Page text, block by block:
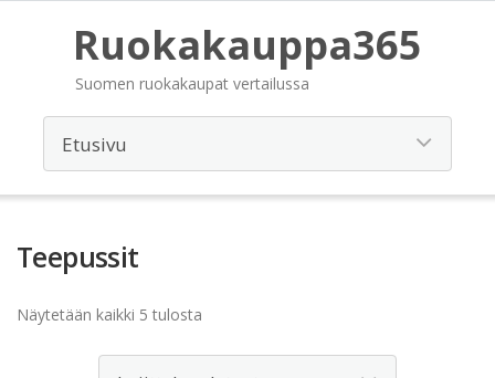
Ruokakauppa365
Suomen ruokakaupat vertailussa
Teepussit
Näytetään kaikki 5 tulosta